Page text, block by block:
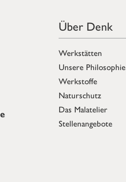
Über Denk
Werkstätten
Unsere Philosophie
Werkstoffe
Naturschutz
Das Malatelier
Stellenangebote